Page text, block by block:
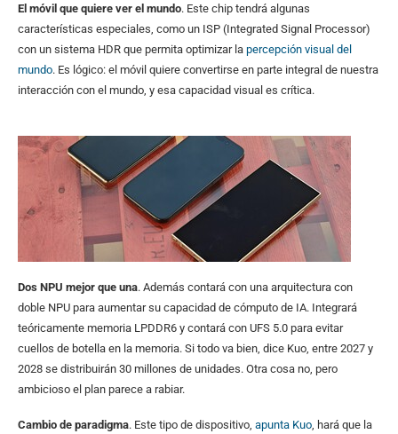
El móvil que quiere ver el mundo. Este chip tendrá algunas
características especiales, como un ISP (Integrated Signal Processor)
con un sistema HDR que permita optimizar la percepción visual del
mundo. Es lógico: el móvil quiere convertirse en parte integral de nuestra
interacción con el mundo, y esa capacidad visual es crítica.
Dos NPU mejor que una. Además contará con una arquitectura con
doble NPU para aumentar su capacidad de cómputo de IA. Integrará
teóricamente memoria LPDDR6 y contará con UFS 5.0 para evitar
cuellos de botella en la memoria. Si todo va bien, dice Kuo, entre 2027 y
2028 se distribuirán 30 millones de unidades. Otra cosa no, pero
ambicioso el plan parece a rabiar.
Cambio de paradigma. Este tipo de dispositivo, apunta Kuo , hará que la